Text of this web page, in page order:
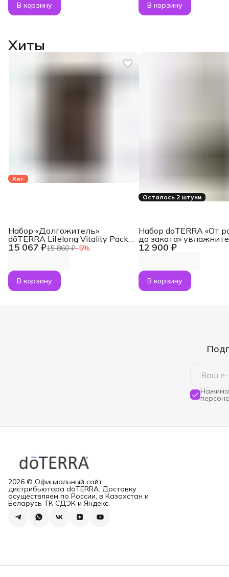
В корзину В корзину
Хиты
Хит
15 067 ₽15 860 ₽−5%
Набор «Долгожитель»
dōTERRA Lifelong Vitality Pack,
3x120 капсул
В корзину
Осталось 2 штуки
12 900 ₽
Набор doTERRA «От
до заката»
воздуха Dawn с
В корзину
2026 © Официальный сайт
дистрибьютора dōTERRA. Доставку
осуществляем по России, в Казахстан и
Беларусь ТК СДЭК и Яндекс.